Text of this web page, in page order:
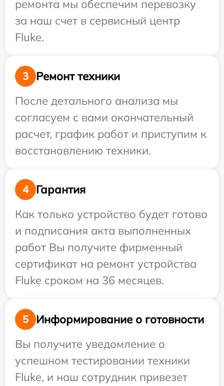
ремонта мы обеспечим перевозку
за наш счет в сервисный центр
Fluke.
3
Ремонт техники
После детального анализа мы
согласуем с вами окончательный
расчет, график работ и приступим к
восстановлению техники.
4
Гарантия
Как только устройство будет готово
и подписания акта выполненных
работ Вы получите фирменный
сертификат на ремонт устройства
Fluke сроком на 36 месяцев.
5
Информирование о готовности
Вы получите уведомление о
успешном тестировании техники
Fluke, и наш сотрудник привезет